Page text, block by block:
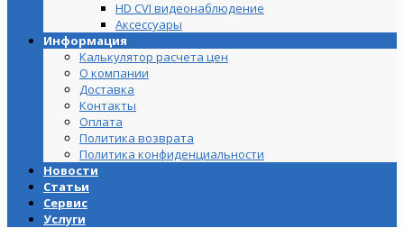
HD CVI видеонаблюдение
Аксессуары
Информация
Калькулятор расчета цен
О компании
Доставка
Контакты
Оплата
Политика возврата
Политика конфиденциальности
Новости
Статьи
Сервис
Услуги